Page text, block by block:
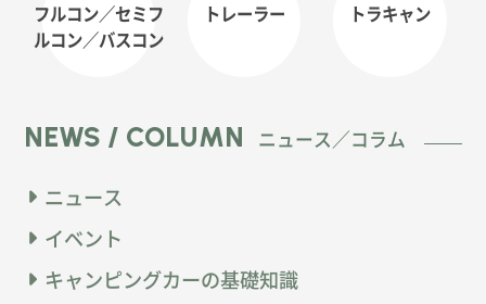
フルコン／セミフ
ルコン／バスコン
トレーラー トラキャン
NEWS / COLUMN ニュース／コラム
ニュース
イベント
キャンピングカーの基礎知識